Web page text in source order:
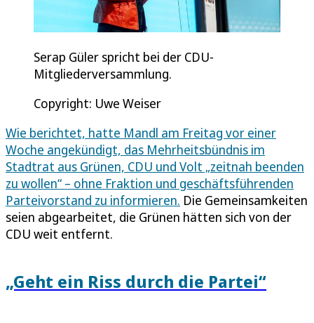
Serap Güler spricht bei der CDU-
Mitgliederversammlung.
Copyright: Uwe Weiser
Wie berichtet, hatte Mandl am Freitag vor einer
Woche angekündigt, das Mehrheitsbündnis im
Stadtrat aus Grünen, CDU und Volt „zeitnah beenden
zu wollen“ – ohne Fraktion und geschäftsführenden
Parteivorstand zu informieren. Die Gemeinsamkeiten
seien abgearbeitet, die Grünen hätten sich von der
CDU weit entfernt.
„Geht ein Riss durch die Partei“